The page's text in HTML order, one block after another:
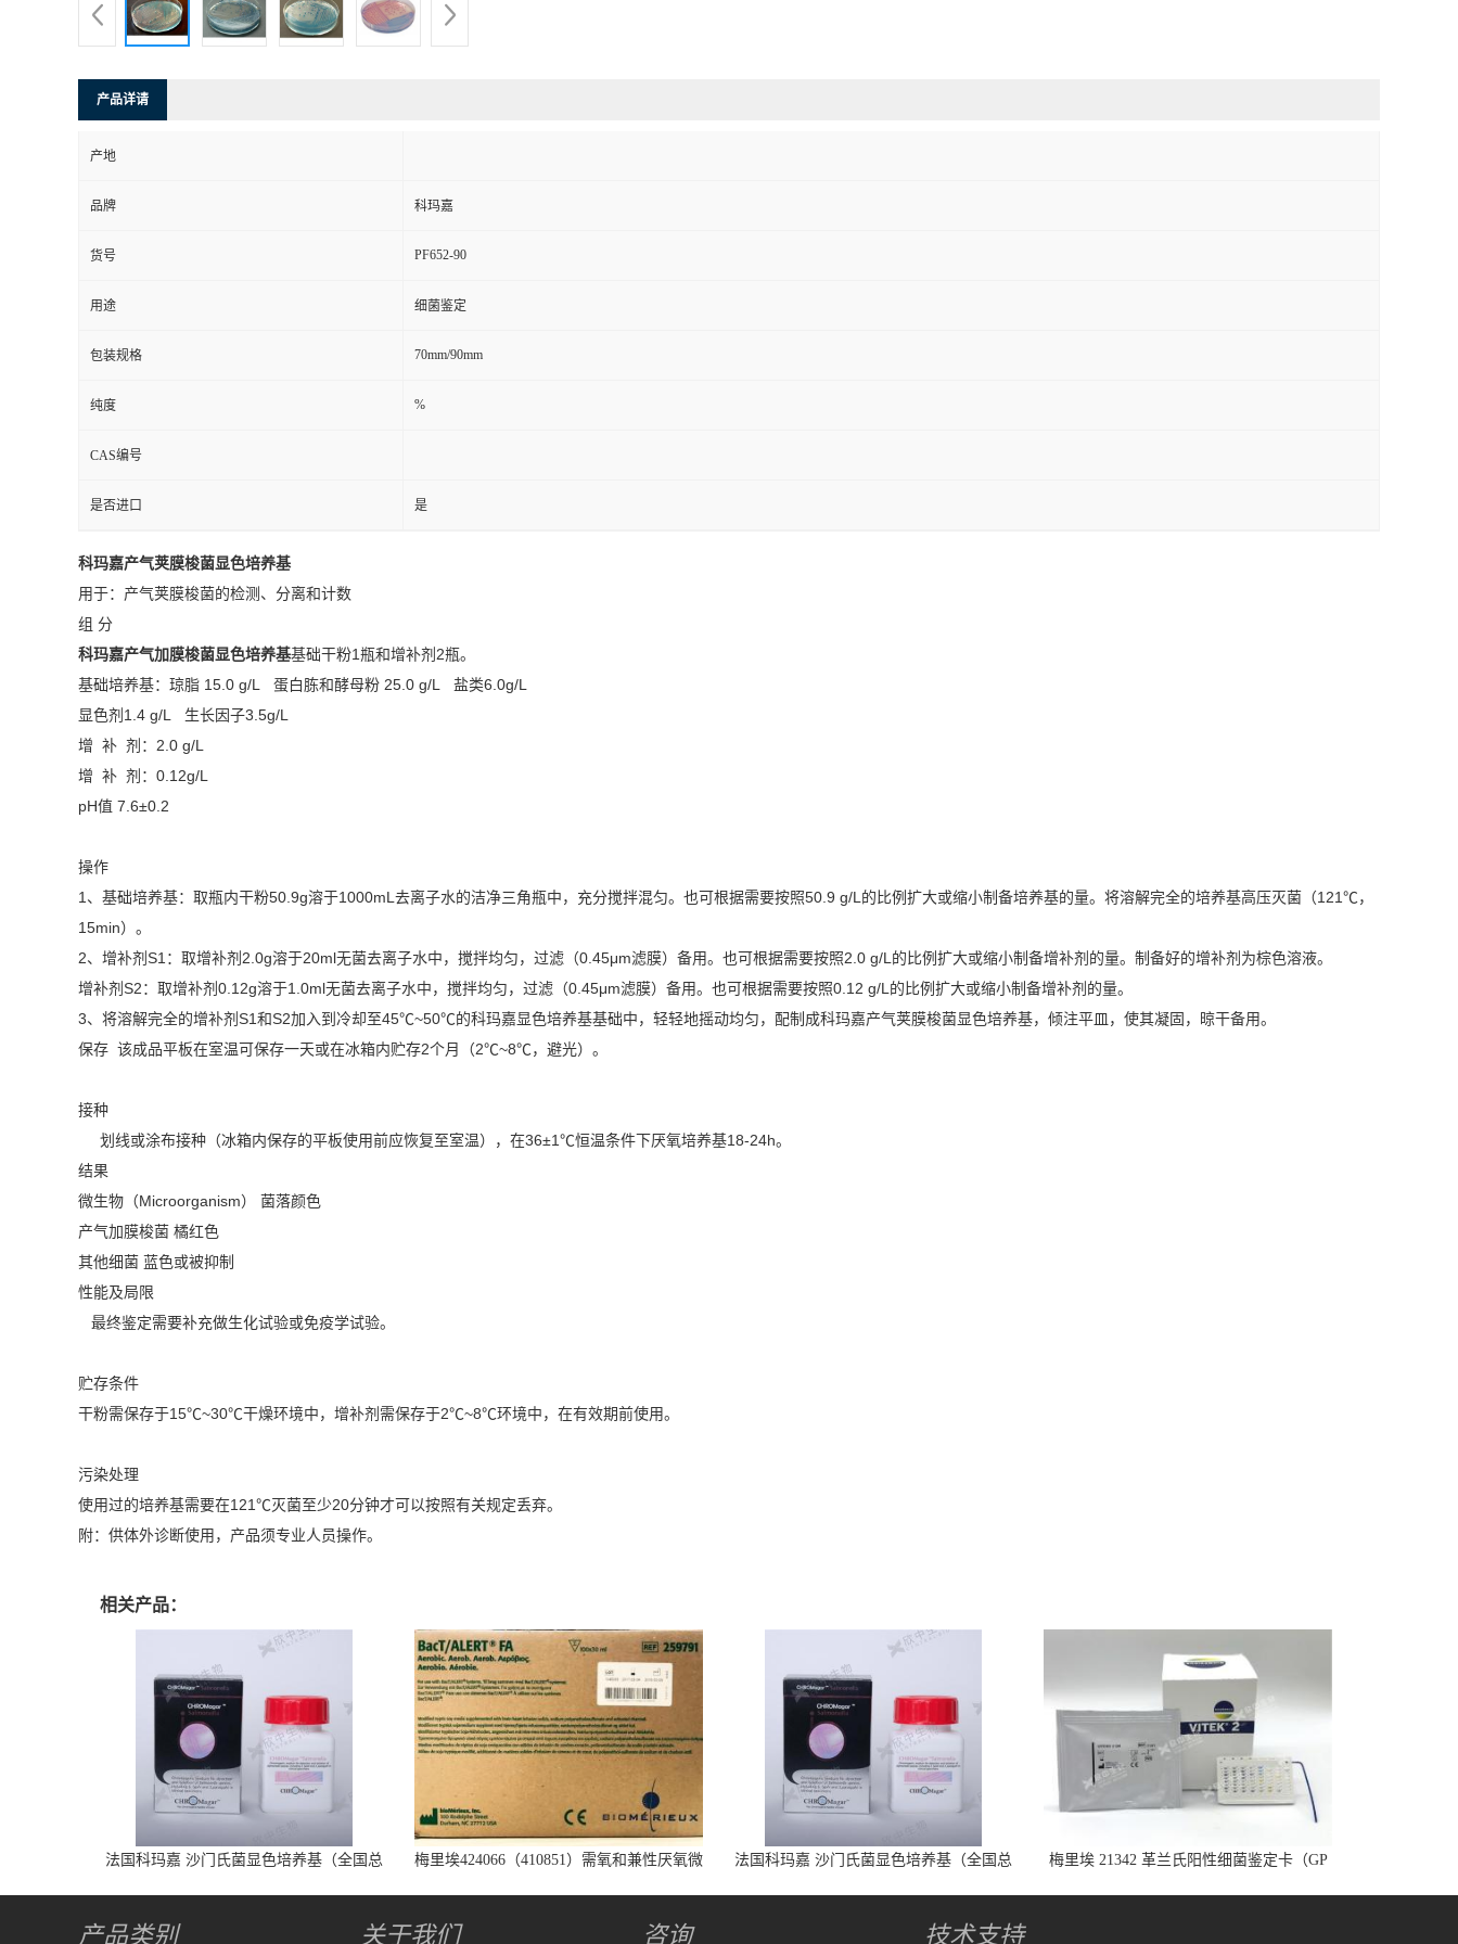
产品详请
产地
品牌 科玛嘉
货号 PF652-90
用途 细菌鉴定
包装规格 70mm/90mm
纯度 %
CAS编号
是否进口 是
科玛嘉产气荚膜梭菌显色培养基
用于：产气荚膜梭菌的检测、分离和计数
组 分
科玛嘉产气加膜梭菌显色培养基基础干粉1瓶和增补剂2瓶。
基础培养基：琼脂 15.0 g/L 蛋白胨和酵母粉 25.0 g/L 盐类6.0g/L
显色剂1.4 g/L 生长因子3.5g/L
增 补 剂：2.0 g/L
增 补 剂：0.12g/L
pH值 7.6±0.2
操作
1、基础培养基：取瓶内干粉50.9g溶于1000mL去离子水的洁净三角瓶中，充分搅拌混匀。也可根据需要按照50.9 g/L的比例扩大或缩小制备培养基的量。将溶解完全的培养基高压灭菌（121℃，
15min）。
2、增补剂S1：取增补剂2.0g溶于20ml无菌去离子水中，搅拌均匀，过滤（0.45μm滤膜）备用。也可根据需要按照2.0 g/L的比例扩大或缩小制备增补剂的量。制备好的增补剂为棕色溶液。
增补剂S2：取增补剂0.12g溶于1.0ml无菌去离子水中，搅拌均匀，过滤（0.45μm滤膜）备用。也可根据需要按照0.12 g/L的比例扩大或缩小制备增补剂的量。
3、将溶解完全的增补剂S1和S2加入到冷却至45℃~50℃的科玛嘉显色培养基基础中，轻轻地摇动均匀，配制成科玛嘉产气荚膜梭菌显色培养基，倾注平皿，使其凝固，晾干备用。
保存 该成品平板在室温可保存一天或在冰箱内贮存2个月（2℃~8℃，避光）。
接种
划线或涂布接种（冰箱内保存的平板使用前应恢复至室温），在36±1℃恒温条件下厌氧培养基18-24h。
结果
微生物（Microorganism） 菌落颜色
产气加膜梭菌 橘红色
其他细菌 蓝色或被抑制
性能及局限
最终鉴定需要补充做生化试验或免疫学试验。
贮存条件
干粉需保存于15℃~30℃干燥环境中，增补剂需保存于2℃~8℃环境中，在有效期前使用。
污染处理
使用过的培养基需要在121℃灭菌至少20分钟才可以按照有关规定丢弃。
附：供体外诊断使用，产品须专业人员操作。
相关产品：
法国科玛嘉 沙门氏菌显色培养基（全国总
梅里埃424066（410851）需氧和兼性厌氧微
法国科玛嘉 沙门氏菌显色培养基（全国总
梅里埃 21342 革兰氏阳性细菌鉴定卡（GP
产品类别 关于我们 咨询 技术支持